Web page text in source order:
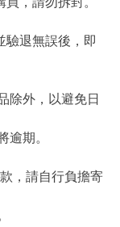
驗退無誤後，即
除外，以避免日
逾期。
，請自行負擔寄